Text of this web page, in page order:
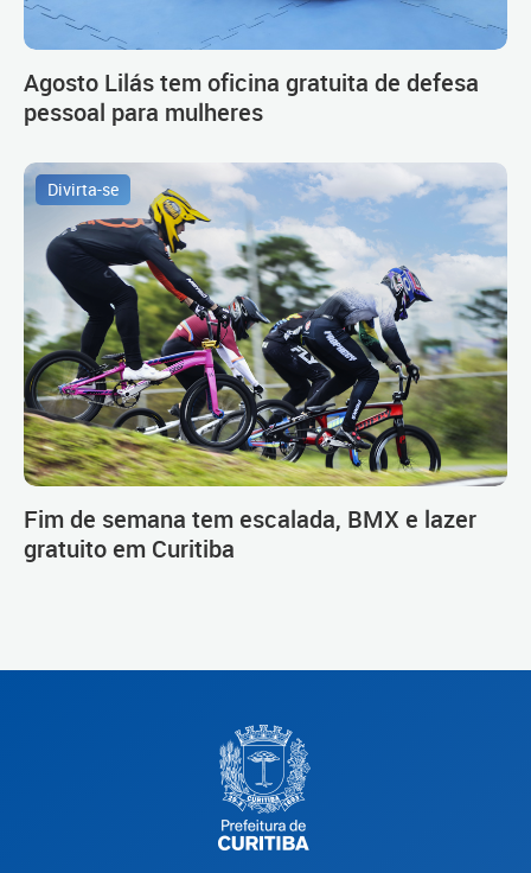
Agosto Lilás tem oficina gratuita de defesa
pessoal para mulheres
Divirta-se
Fim de semana tem escalada, BMX e lazer
gratuito em Curitiba